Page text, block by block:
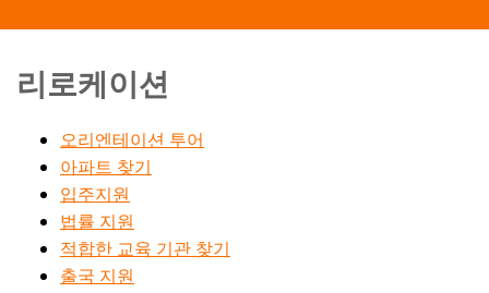
리로케이션
오리엔테이션 투어
아파트 찾기
입주지원
법률 지원
적합한 교육 기관 찾기
출국 지원